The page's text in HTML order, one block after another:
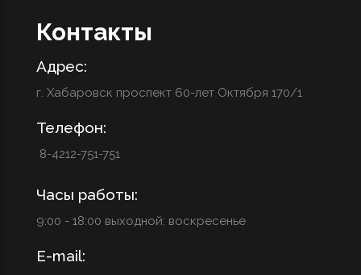
Контакты
Адрес:
г. Хабаровск проспект 60-лет Октября 170/1
Телефон:
8-4212-751-751
Часы работы:
9:00 - 18:00 выходной: воскресенье
E-mail: